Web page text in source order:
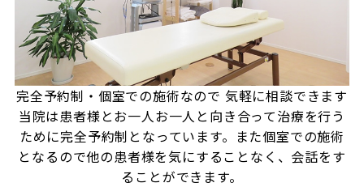
完全予約制・個室での施術なので 気軽に相談できます
当院は患者様とお一人お一人と向き合って治療を行う
ために完全予約制となっています。また個室での施術
となるので他の患者様を気にすることなく、会話をす
ることができます。